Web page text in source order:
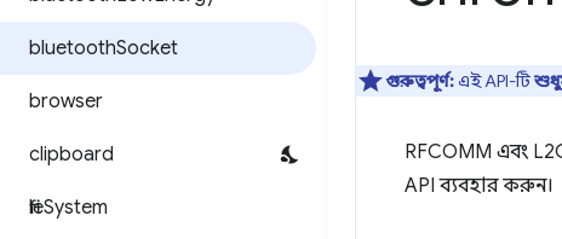
bluetoothSocket
browser
clipboard
fileSystem
গুরুত্বপূর্ণ:এই API-টি
RFCOMM এবং
API ব্যবহার করুন।